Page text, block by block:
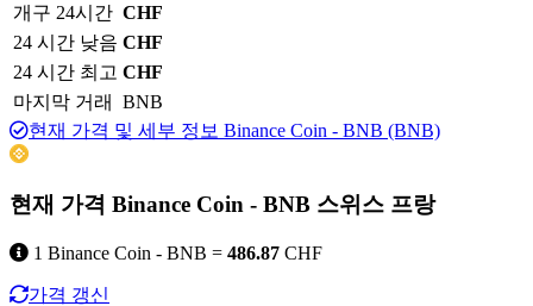
개구 24시간 CHF
24 시간 낮음 CHF
24 시간 최고 CHF
마지막 거래
BNB
현재 가격 및 세부 정보 Binance Coin - BNB (BNB)
현재 가격 Binance Coin - BNB 스위스 프랑
1 Binance Coin - BNB = 486.87 CHF
가격 갱신